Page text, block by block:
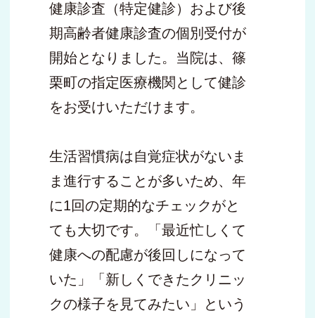
健康診査（特定健診）および後
期高齢者健康診査の個別受付が
開始となりました。当院は、篠
栗町の指定医療機関として健診
をお受けいただけます。
生活習慣病は自覚症状がないま
ま進行することが多いため、年
に1回の定期的なチェックがと
ても大切です。「最近忙しくて
健康への配慮が後回しになって
いた」「新しくできたクリニッ
クの様子を見てみたい」という